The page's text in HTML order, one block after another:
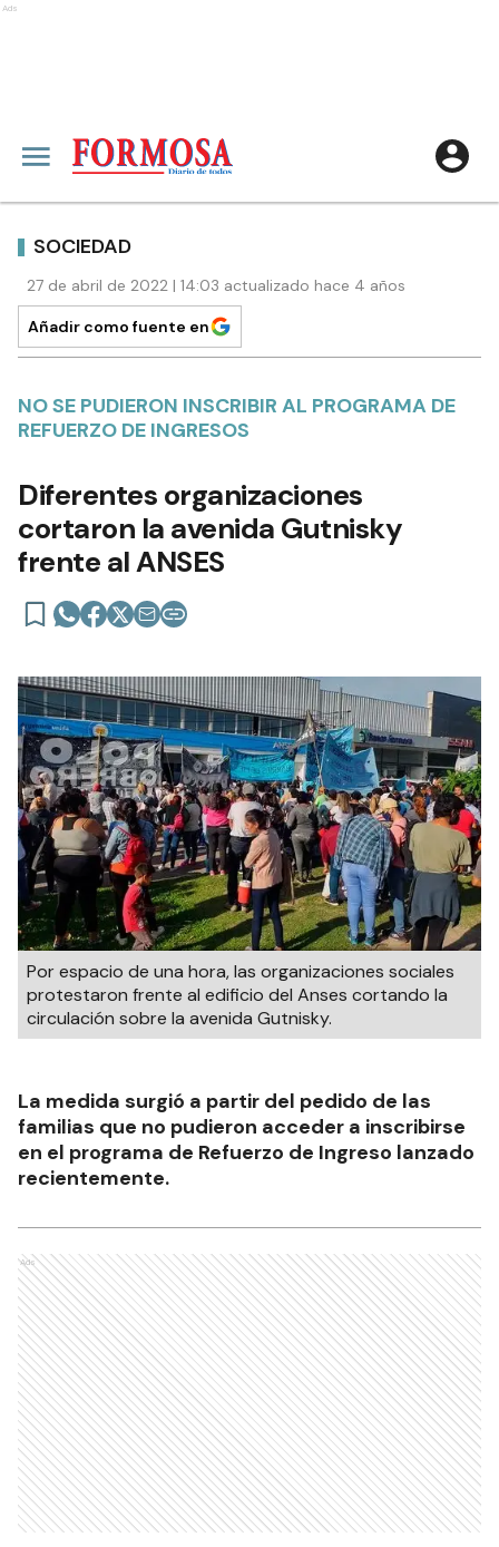
Ads
SOCIEDAD
27 de abril de 2022 | 14:03 actualizado hace 4 años
Añadir como fuente en
NO SE PUDIERON INSCRIBIR AL PROGRAMA DE
REFUERZO DE INGRESOS
Diferentes organizaciones
cortaron la avenida Gutnisky
frente al ANSES
Por espacio de una hora, las organizaciones sociales
protestaron frente al edificio del Anses cortando la
circulación sobre la avenida Gutnisky.
La medida surgió a partir del pedido de las
familias que no pudieron acceder a inscribirse
en el programa de Refuerzo de Ingreso lanzado
recientemente.
Ads